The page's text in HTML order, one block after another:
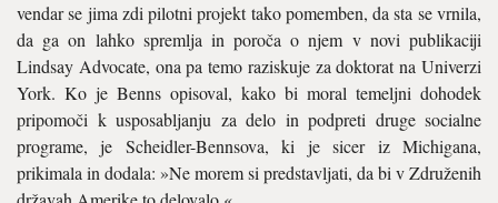
vendar se jima zdi pilotni projekt tako pomemben, da sta se vrnila,
da ga on lahko spremlja in po­roča o njem v novi publikaciji
Lindsay Ad­vocate, ona pa temo raziskuje za doktorat na Univerzi
York. Ko je Benns opisoval, kako bi moral temeljni dohodek
pripomoči k usposabljanju za delo in podpreti druge socialne
programe, je Scheidler-Bennsova, ki je sicer iz Michigana,
prikimala in do­dala: »Ne morem si predstavljati, da bi v Združenih